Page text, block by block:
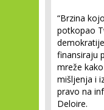
“Brzina
potkopao
finansiraju
mreže
mišljenja i
pravo na
Deloire.